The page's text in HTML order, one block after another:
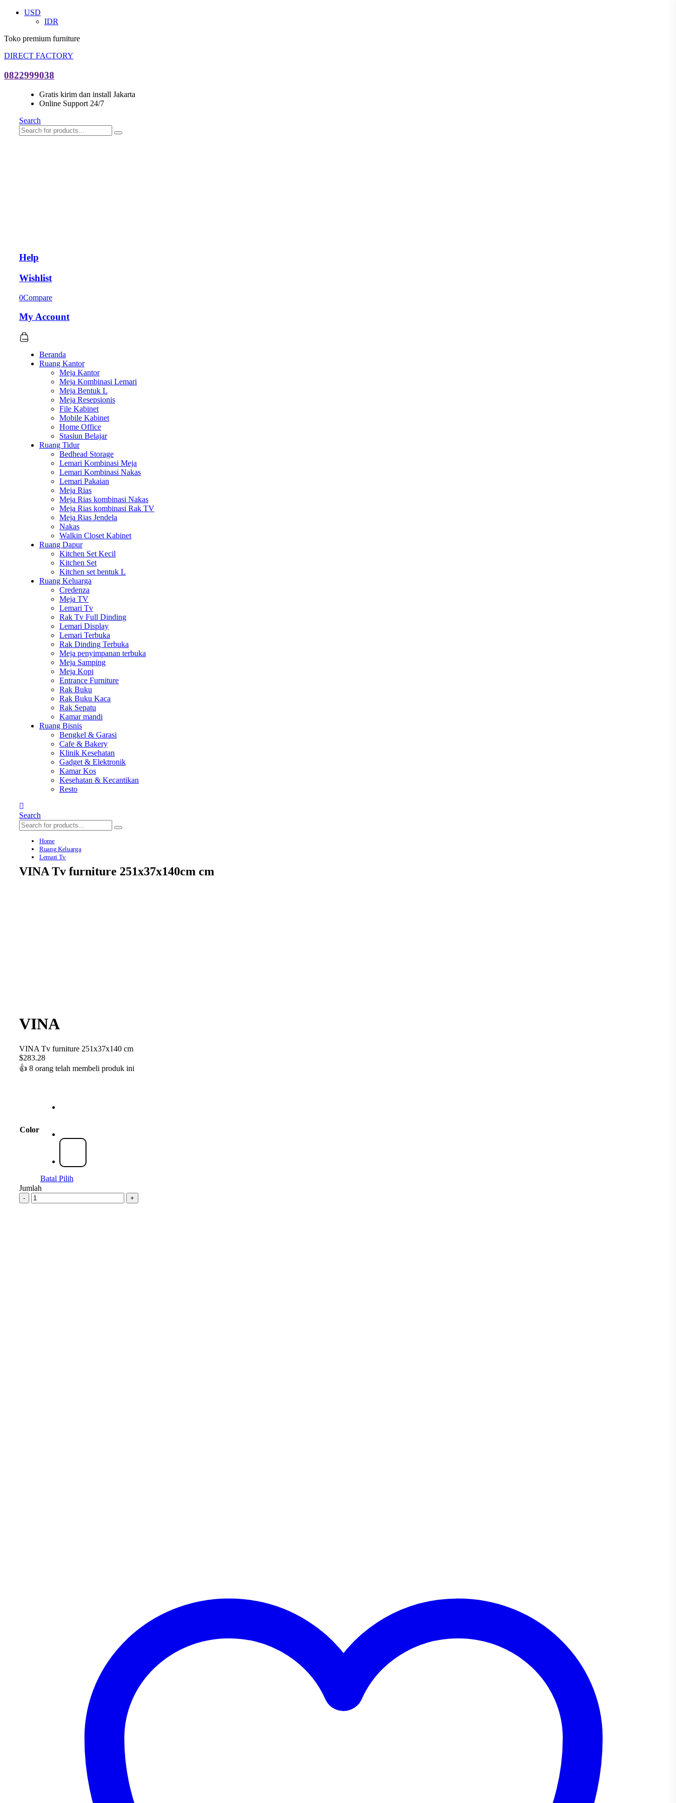
USD
IDR
Toko premium furniture
DIRECT FACTORY
0822999038
Gratis kirim dan install Jakarta
Online Support 24/7
Search
Help
Wishlist
0Compare
My Account
Beranda
Ruang Kantor
Meja Kantor
Meja Kombinasi Lemari
Meja Bentuk L
Meja Resepsionis
File Kabinet
Mobile Kabinet
Home Office
Stasiun Belajar
Ruang Tidur
Bedhead Storage
Lemari Kombinasi Meja
Lemari Kombinasi Nakas
Lemari Pakaian
Meja Rias
Meja Rias kombinasi Nakas
Meja Rias kombinasi Rak TV
Meja Rias Jendela
Nakas
Walkin Closet Kabinet
Ruang Dapur
Kitchen Set Kecil
Kitchen Set
Kitchen set bentuk L
Ruang Keluarga
Credenza
Meja TV
Lemari Tv
Rak Tv Full Dinding
Lemari Display
Lemari Terbuka
Rak Dinding Terbuka
Meja penyimpanan terbuka
Meja Samping
Meja Kopi
Entrance Furniture
Rak Buku
Rak Buku Kaca
Rak Sepatu
Kamar mandi
Ruang Bisnis
Bengkel & Garasi
Cafe & Bakery
Klinik Kesehatan
Gadget & Elektronik
Kamar Kos
Kesehatan & Kecantikan
Resto
Search
Home
Ruang Keluarga
Lemari Tv
VINA Tv furniture 251x37x140cm cm
VINA
VINA Tv furniture 251x37x140 cm
$283.28
👍 8 orang telah membeli produk ini
Color
Batal Pilih
Jumlah
- +